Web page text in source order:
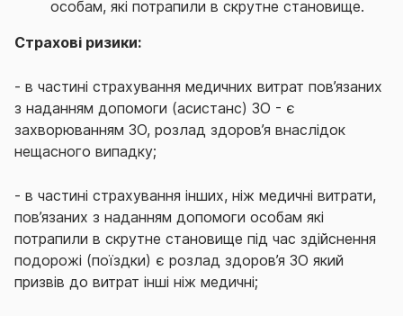
особам, які потрапили в скрутне становище.
Страхові ризики:
- в частині страхування медичних витрат пов’язаних
з наданням допомоги (асистанс) ЗО - є
захворюванням ЗО, розлад здоров’я внаслідок
нещасного випадку;
- в частині страхування інших, ніж медичні витрати,
пов’язаних з наданням допомоги особам які
потрапили в скрутне становище під час здійснення
подорожі (поїздки) є розлад здоров’я ЗО який
призвів до витрат інші ніж медичні;